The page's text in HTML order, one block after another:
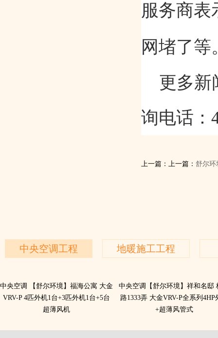
服务商表
网堵了等
更多新
询电话：
上一篇：上一篇： 舒尔环
中央空调工程 地暖施工工程
中央空调 ​【舒尔环境】福海公寓 大金
VRV-P 4匹外机1台+3匹外机1台+5台
超薄风机
中央空调【舒尔环境】祥和名邸
路1333弄 大金VRV-P全系列4HP
+超薄风管式